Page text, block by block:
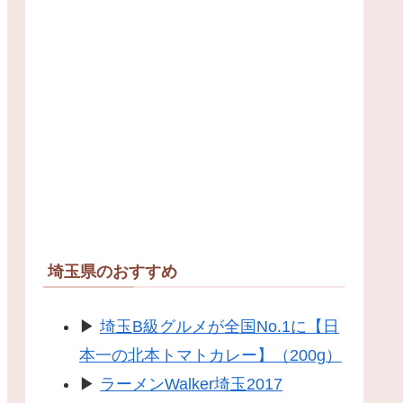
埼玉県のおすすめ
▶ 埼玉B級グルメが全国No.1に【日
本一の北本トマトカレー】（200g）
▶ ラーメンWalker埼玉2017